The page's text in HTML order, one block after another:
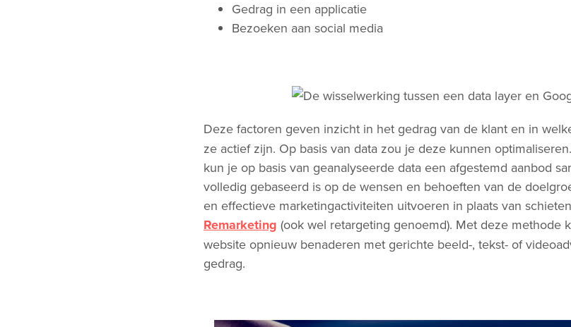
Gedrag in een applicatie
Bezoeken aan social media
Deze factoren geven inzicht in het gedrag van de klant en in
ze actief zijn. Op basis van data zou je deze kunnen
kun je op basis van geanalyseerde data een afgestemd aanbod
volledig gebaseerd is op de wensen en behoeften van de
en effectieve marketingactiviteiten uitvoeren in plaats van
Remarketing (ook wel retargeting genoemd). Met deze methode
website opnieuw benaderen met gerichte beeld-, tekst- of
gedrag.